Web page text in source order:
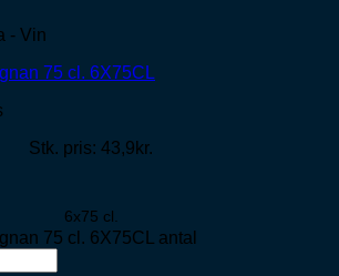
- Vin
75 cl. 6X75CL
Stk. pris: 43,9kr.
6x75 cl.
75 cl. 6X75CL antal